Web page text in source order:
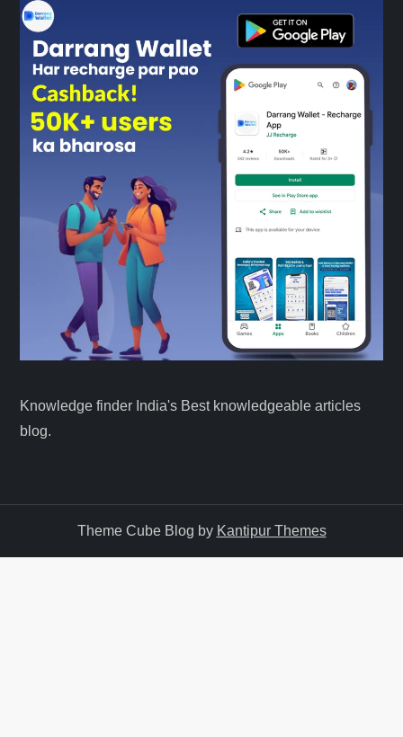
Knowledge finder India's Best knowledgeable articles
blog.
Theme Cube Blog by Kantipur Themes